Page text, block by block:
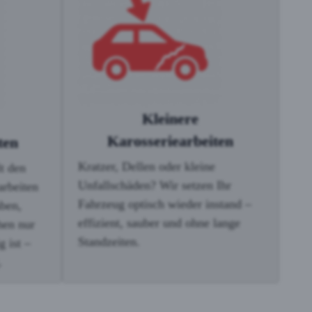
den
nur
ist –
Kleinere
Karosseriearbeiten
Kratzer, Dellen oder kleine
Unfallschäden? Wir setzen Ihr
Fahrzeug optisch wieder instand –
effizient, sauber und ohne lange
Standzeiten.